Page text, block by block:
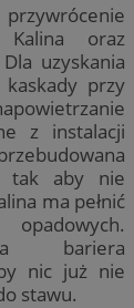
oraz
uzyskania
przy
z instalacji
tak aby nie
ma pełnić
bariera
nic już nie
stawu.